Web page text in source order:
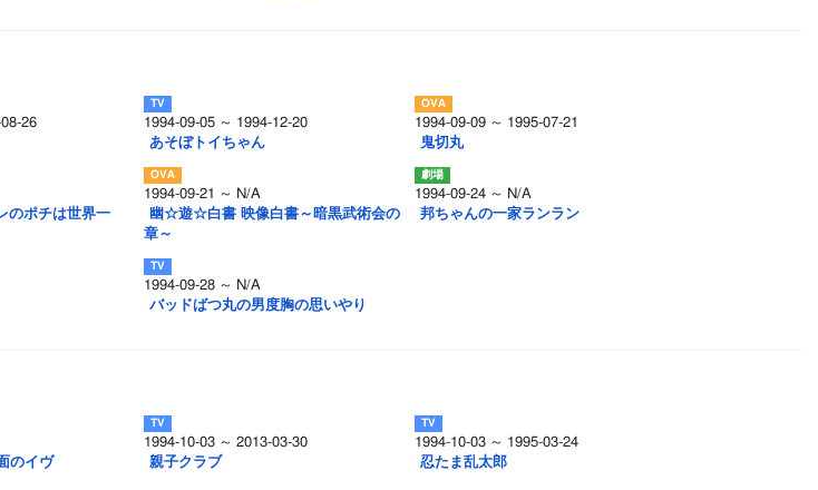
26
1994-09-05 ～ 1994-12-20
あそぼトイちゃん
1994-09-09 ～ 1995-07-21
鬼切丸
のポチは世界一
1994-09-21 ～ N/A
幽☆遊☆白書 映像白書～暗黒武術会の
章～
1994-09-24 ～ N/A
邦ちゃんの一家ランラン
1994-09-28 ～ N/A
バッドばつ丸の男度胸の思いやり
のイヴ
1994-10-03 ～ 2013-03-30
親子クラブ
1994-10-03 ～ 1995-03-24
忍たま乱太郎